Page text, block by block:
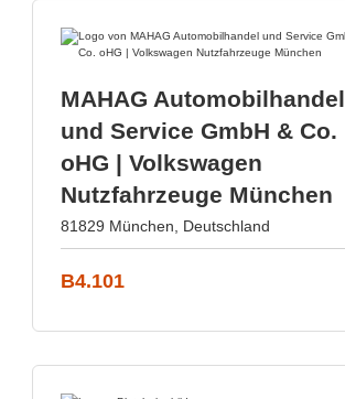
MAHAG Automobilhandel
und Service GmbH & Co.
oHG | Volkswagen
Nutzfahrzeuge München
81829 München, Deutschland
B4.101